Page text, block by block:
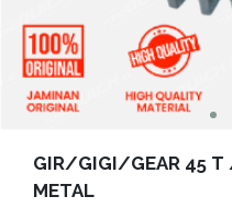
Kritik
dan
Saran
GIR/GIGI/GEAR 45 T
METAL